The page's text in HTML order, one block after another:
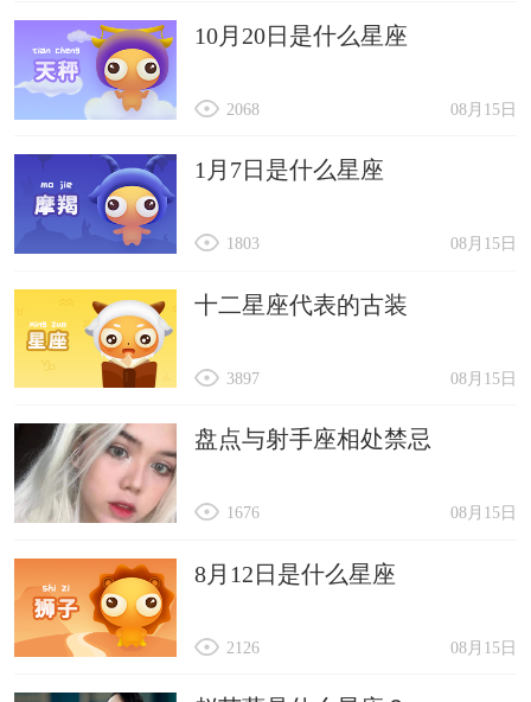
10月20日是什么星座
08月15日
2068
1月7日是什么星座
08月15日
1803
十二星座代表的古装
08月15日
3897
盘点与射手座相处禁忌
08月15日
1676
8月12日是什么星座
08月15日
2126